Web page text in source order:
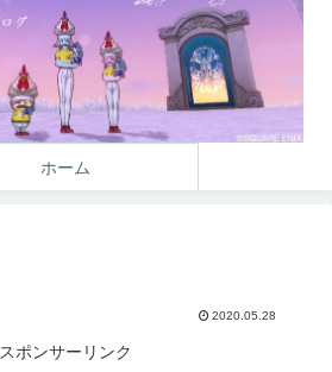
ホーム
2020.05.28
スポンサーリンク